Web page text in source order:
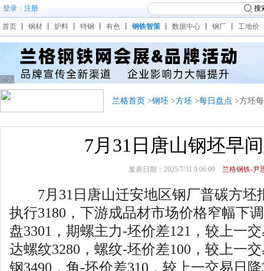
登录 注册 搜
首页 钢材 炉料 特钢 有色 钢铁智策 数据中心 钢厂 工地价
兰格首页 >钢坯 >方坯 >每日盘点 >方坯
7月31日唐山钢坯早
发表日期：2025/7/31 9:06:09兰格钢铁-尹
7月31日唐山迁安地区钢厂普碳方坯
执行3180，下游成品材市场价格窄幅下
盘3301，期螺主力-坯价差121，较上一
达螺纹3280，螺纹-坯价差100，较上一
钢3490，角-坯价差310，较上一交易日